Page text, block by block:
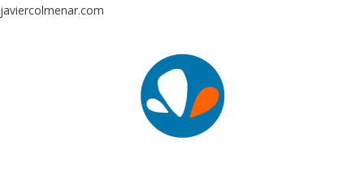
javiercolmenar.com